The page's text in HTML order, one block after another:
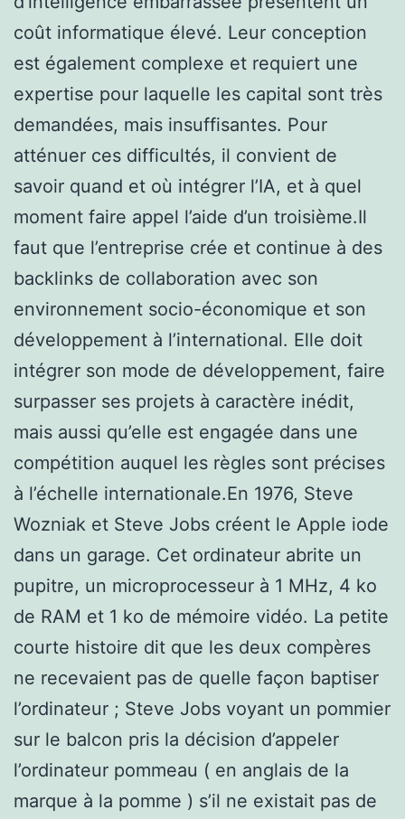
coût informatique élevé. Leur conception
est également complexe et requiert une
expertise pour laquelle les capital sont très
demandées, mais insuffisantes. Pour
atténuer ces difficultés, il convient de
savoir quand et où intégrer l’IA, et à quel
moment faire appel l’aide d’un troisième.Il
faut que l’entreprise crée et continue à des
backlinks de collaboration avec son
environnement socio-économique et son
développement à l’international. Elle doit
intégrer son mode de développement, faire
surpasser ses projets à caractère inédit,
mais aussi qu’elle est engagée dans une
compétition auquel les règles sont précises
à l’échelle internationale.En 1976, Steve
Wozniak et Steve Jobs créent le Apple iode
dans un garage. Cet ordinateur abrite un
pupitre, un microprocesseur à 1 MHz, 4 ko
de RAM et 1 ko de mémoire vidéo. La petite
courte histoire dit que les deux compères
ne recevaient pas de quelle façon baptiser
l’ordinateur ; Steve Jobs voyant un pommier
sur le balcon pris la décision d’appeler
l’ordinateur pommeau ( en anglais de la
marque à la pomme ) s’il ne existait pas de